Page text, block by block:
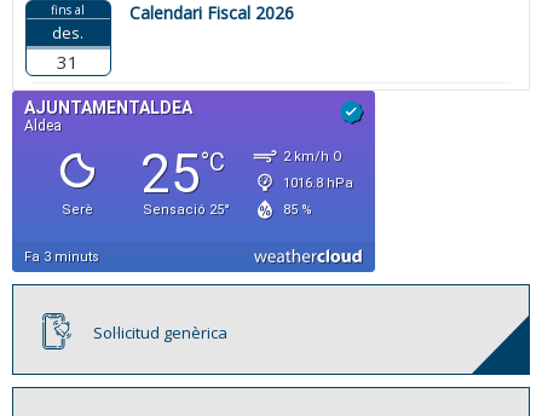
fins al
des.
31
Calendari Fiscal 2026
Sol·licitud genèrica